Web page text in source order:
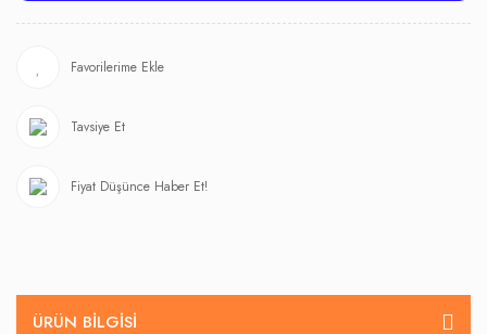
Tavsiye Et
Fiyat Düşünce Haber Et!
ÜRÜN BILGISI